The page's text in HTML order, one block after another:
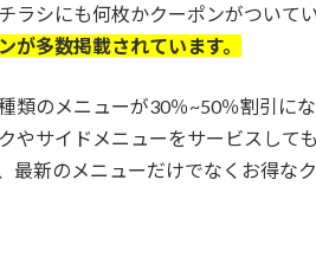
ラシにも何枚かクーポンがついてい
が多数掲載されています。
類のメニューが30％~50％割引に
やサイドメニューをサービスして
最新のメニューだけでなくお得な